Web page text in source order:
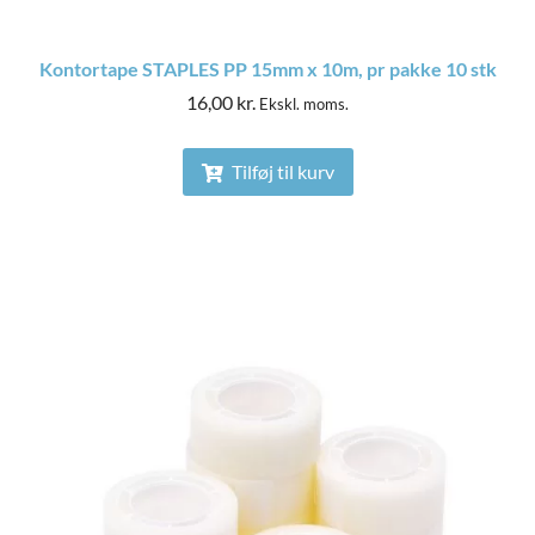
Kontortape STAPLES PP 15mm x 10m, pr pakke 10 stk
16,00 kr. Ekskl. moms.
Tilføj til kurv